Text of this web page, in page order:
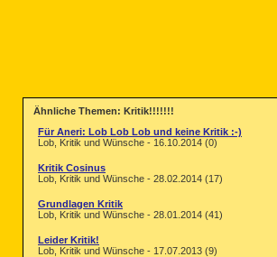
Ähnliche Themen: Kritik!!!!!!!
Für Aneri: Lob Lob Lob und keine Kritik :-)
Lob, Kritik und Wünsche - 16.10.2014 (0)
Kritik Cosinus
Lob, Kritik und Wünsche - 28.02.2014 (17)
Grundlagen Kritik
Lob, Kritik und Wünsche - 28.01.2014 (41)
Leider Kritik!
Lob, Kritik und Wünsche - 17.07.2013 (9)